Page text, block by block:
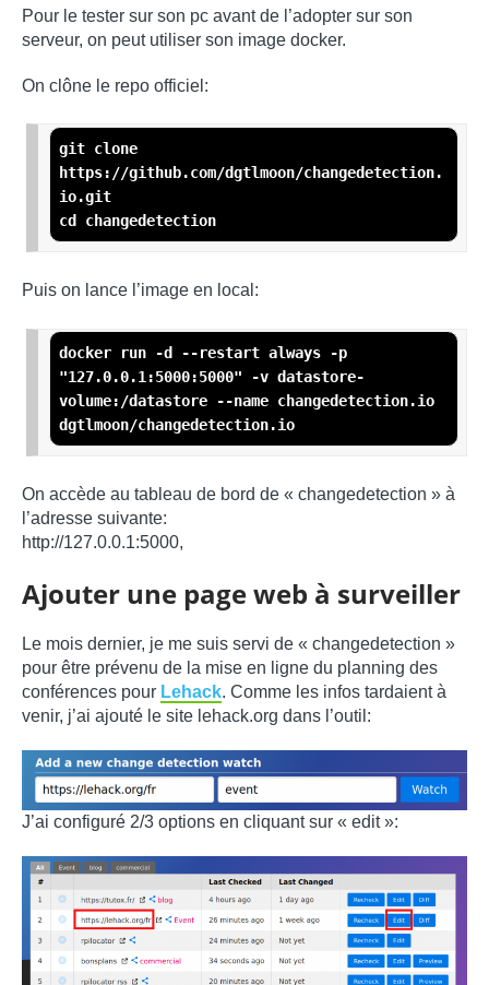
Pour le tester sur son pc avant de l’adopter sur son
serveur, on peut utiliser son image docker.
On clône le repo officiel:
git clone
https://github.com/dgtlmoon/changedetection.
io.git
cd changedetection
Puis on lance l’image en local:
docker run -d --restart always -p
"127.0.0.1:5000:5000" -v datastore-
volume:/datastore --name changedetection.io
dgtlmoon/changedetection.io
On accède au tableau de bord de « changedetection » à
l’adresse suivante:
http://127.0.0.1:5000,
Ajouter une page web à surveiller
Le mois dernier, je me suis servi de « changedetection »
pour être prévenu de la mise en ligne du planning des
conférences pour Lehack. Comme les infos tardaient à
venir, j’ai ajouté le site lehack.org dans l’outil:
J’ai configuré 2/3 options en cliquant sur « edit »: